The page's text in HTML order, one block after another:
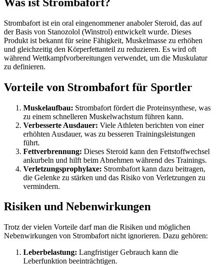
Strombafort ist ein oral eingenommener anaboler Steroid, das auf
der Basis von Stanozolol (Winstrol) entwickelt wurde. Dieses
Produkt ist bekannt für seine Fähigkeit, Muskelmasse zu erhöhen
und gleichzeitig den Körperfettanteil zu reduzieren. Es wird oft
während Wettkampfvorbereitungen verwendet, um die Muskulatur
zu definieren.
Vorteile von Strombafort für Sportler
Muskelaufbau: Strombafort fördert die Proteinsynthese, was
zu einem schnelleren Muskelwachstum führen kann.
Verbesserte Ausdauer: Viele Athleten berichten von einer
erhöhten Ausdauer, was zu besseren Trainingsleistungen
führt.
Fettverbrennung: Dieses Steroid kann den Fettstoffwechsel
ankurbeln und hilft beim Abnehmen während des Trainings.
Verletzungsprophylaxe: Strombafort kann dazu beitragen,
die Gelenke zu stärken und das Risiko von Verletzungen zu
vermindern.
Risiken und Nebenwirkungen
Trotz der vielen Vorteile darf man die Risiken und möglichen
Nebenwirkungen von Strombafort nicht ignorieren. Dazu gehören:
Leberbelastung: Langfristiger Gebrauch kann die
Leberfunktion beeinträchtigen.